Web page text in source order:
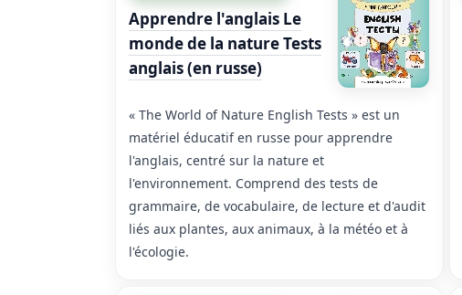
Apprendre l'anglais Le
monde de la nature Tests
anglais (en russe)
« The World of Nature English Tests » est un
matériel éducatif en russe pour apprendre
l'anglais, centré sur la nature et
l'environnement. Comprend des tests de
grammaire, de vocabulaire, de lecture et d'audit
liés aux plantes, aux animaux, à la météo et à
l'écologie.